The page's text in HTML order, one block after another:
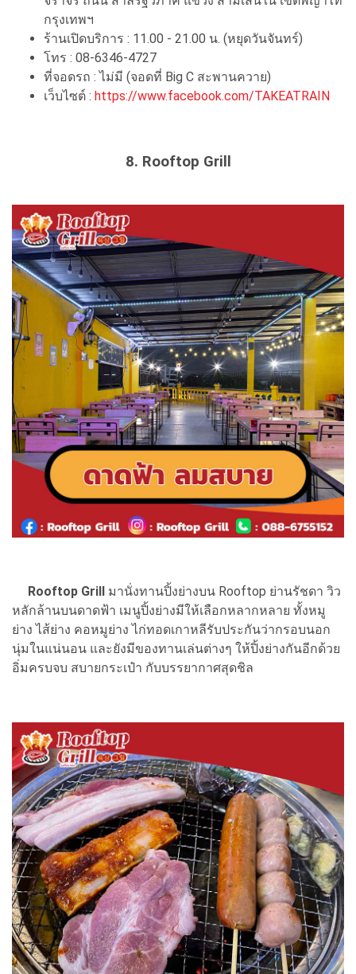
กรุงเทพฯ
ร้านเปิดบริการ : 11.00 - 21.00 น. (หยุดวันจันทร์)
โทร : 08-6346-4727
ที่จอดรถ : ไม่มี (จอดที่ Big C สะพานควาย)
เว็บไซต์ : https://www.facebook.com/TAKEATRAIN
8. Rooftop Grill
Rooftop Grill มานั่งทานปิ้งย่างบน Rooftop ย่านรัชดา วิว
หลักล้านบนดาดฟ้า เมนูปิ้งย่างมีให้เลือกหลากหลาย ทั้งหมู
ย่าง ไส้ย่าง คอหมูย่าง ไก่ทอดเกาหลีรับประกันว่ากรอบนอก
นุ่มในแน่นอน และยังมีของทานเล่นต่างๆ ให้ปิ้งย่างกันอีกด้วย
อิ่มครบจบ สบายกระเป๋า กับบรรยากาศสุดชิล